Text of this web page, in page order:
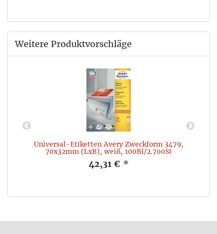
Weitere Produktvorschläge
Universal-Etiketten Avery Zweckform 3479,
70x32mm (LxB), weiß, 100Bl/2.700St
42,31 € *